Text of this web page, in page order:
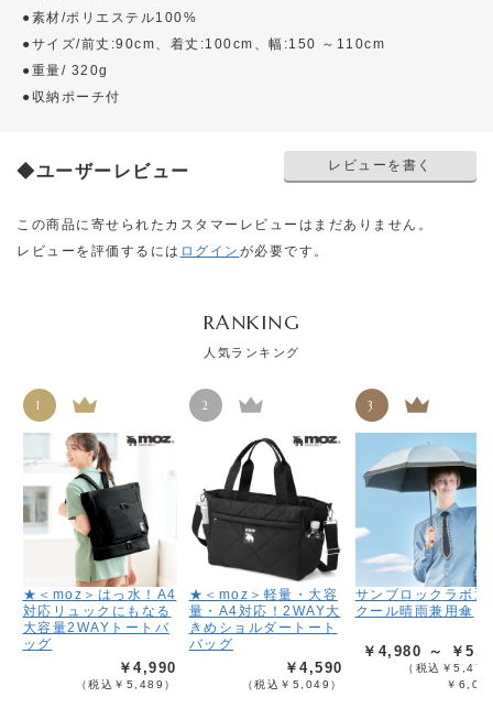
●素材/ポリエステル100%
●サイズ/前丈:90cm、着丈:100cm、幅:150 ～110cm
●重量/ 320g
●収納ポーチ付
◆ユーザーレビュー レビューを書く
この商品に寄せられたカスタマーレビューはまだありません。
レビューを評価するには ログイン が必要です。
RANKING
人気ランキング
1
★＜moz＞はっ水！A4
対応リュックにもなる
大容量2WAYトートバ
ッグ
￥4,990
（税込￥5,489）
2
★＜moz＞軽量・大容
量・A4対応！2WAY大
きめショルダートート
バッグ
￥4,590
（税込￥5,049）
3
サンブロックラボ遮
クール晴雨兼用傘
￥4,980 ～ ￥
（税込￥
￥